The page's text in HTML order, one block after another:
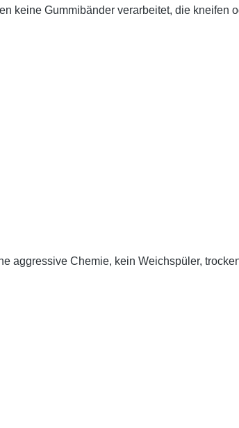
keine Gummibänder verarbeitet, die
aggressive Chemie, kein Weichspüler,